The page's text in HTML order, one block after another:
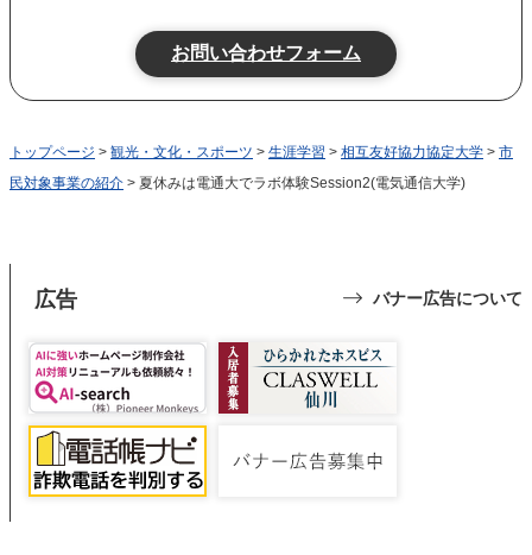
トップページ > 観光・文化・スポーツ > 生涯学習 > 相互友好協力協定大学 > 市
民対象事業の紹介 > 夏休みは電通大でラボ体験Session2(電気通信大学)
広告 バナー広告について